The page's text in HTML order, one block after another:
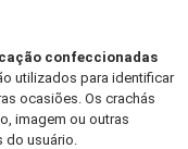
confeccionadas
utilizados para identificar
ocasiões. Os crachás
imagem ou outras
do usuário.